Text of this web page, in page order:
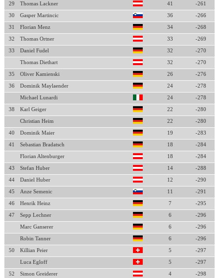
29 Thomas Lackner 41 -261
30 Gasper Martincic 36 -266
31 Florian Menz 34 -268
32 Thomas Ortner 33 -269
33 Daniel Fudel 32 -270
Thomas Diethart 32 -270
35 Oliver Kamienski 26 -276
36 Dominik Maylaender 24 -278
Michael Lunardi 24 -278
38 Karl Geiger 22 -280
Christian Heim 22 -280
40 Dominik Maier 19 -283
41 Sebastian Bradatsch 18 -284
Florian Altenburger 18 -284
43 Stefan Huber 14 -288
44 Daniel Huber 12 -290
45 Anze Semenic 11 -291
46 Henrik Heinz 7 -295
47 Sepp Lechner 6 -296
Marc Ganserer 6 -296
Robin Tanner 6 -296
50 Killian Peier 5 -297
Luca Egloff 5 -297
52 Simon Greiderer 4 -298